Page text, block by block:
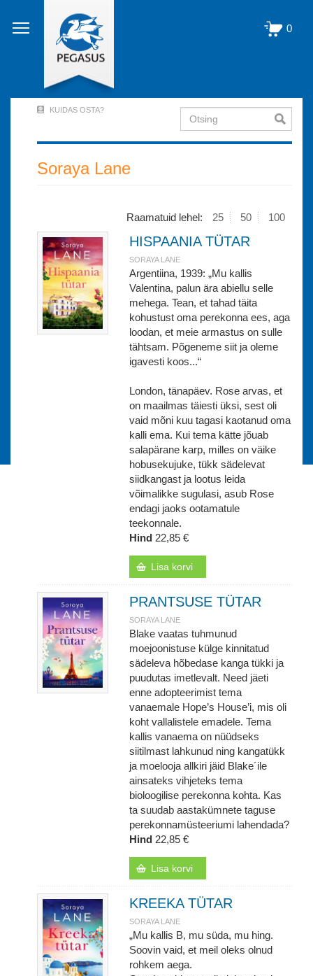
edasi
põhisisu
0
Account
Menu
KUIDAS OSTA? Otsing
Soraya Lane
Raamatuid lehel: 25 50 100
HISPAANIA TÜTAR
SORAYA LANE
Argentiina, 1939: „Mu kallis
Valentina, palun ära abiellu selle
mehega. Tean, et tahad täita
kohustust oma perekonna ees, aga
loodan, et meie armastus on sulle
tähtsam. Põgeneme siit ja oleme
igavesti koos...“
London, tänapäev. Rose arvas, et
on maailmas täiesti üksi, sest oli
vaid mõni kuu tagasi kaotanud oma
kalli ema. Kui tema kätte jõuab
salapärane karp, milles on väike
hobusekujuke, tükk sädelevat
siidkangast ja lootus leida
võimalikke sugulasi, asub Rose
endagi jaoks ootamatule
teekonnale.
Hind 22,85 €
Lisa korvi
PRANTSUSE TÜTAR
SORAYA LANE
Blake vaatas tuhmunud
moejoonistuse külge kinnitatud
sädeleva hõbedase kanga tükki ja
puudutas imetlevalt. Need jäeti
enne adopteerimist tema
vanaemale Hope’s House’i, mis oli
koht vallalistele emadele. Tema
kallis vanaema on nüüdseks
siitilmast lahkunud ning kangatükk
ja moelooja allkiri jäid Blake´ile
ainsateks vihjeteks tema
bioloogilise perekonna kohta. Kas
ta suudab aastakümnete taguse
perekonnamüsteeriumi lahendada?
Hind 22,85 €
Lisa korvi
KREEKA TÜTAR
SORAYA LANE
„Mu kallis B, mu süda, mu hing.
Soovin vaid, et meil oleks olnud
rohkem aega.